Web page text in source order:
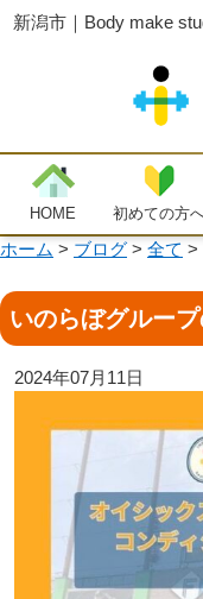
新潟市｜Body make
HOME 初めての方
ホーム > ブログ> 全て >
いのらぼグルー
2024年07月11日